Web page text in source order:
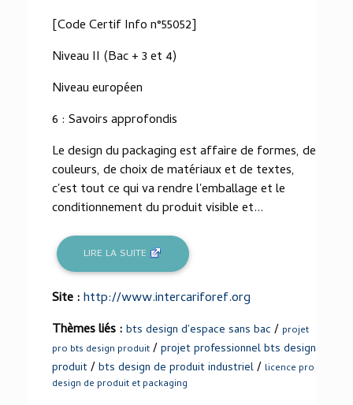
[Code Certif Info n°55052]
Niveau II (Bac + 3 et 4)
Niveau européen
6 : Savoirs approfondis
Le design du packaging est affaire de formes, de
couleurs, de choix de matériaux et de textes,
c'est tout ce qui va rendre l'emballage et le
conditionnement du produit visible et...
LIRE LA SUITE
Site :http://www.intercariforef.org
Thèmes liés : bts design d'espace sans bac / projet
pro bts design produit /projet professionnel bts design
produit/bts design de produit industriel/ licence pro
design de produit et packaging